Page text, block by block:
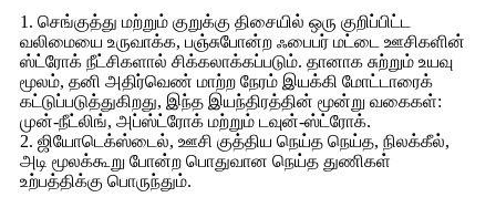
1. செங்குத்து மற்றும் குறுக்கு திசையில் ஒரு குறிப்பிட்ட
வலிமையை உருவாக்க, பஞ்சுபோன்ற ஃபைபர் மட்டை ஊசிகளின்
ஸ்ட்ரோக் நீட்சிகளால் சிக்கலாக்கப்படும். தானாக சுற்றும் உயவு
மூலம், தனி அதிர்வெண் மாற்ற நேரம் இயக்கி மோட்டாரைக்
கட்டுப்படுத்துகிறது, இந்த இயந்திரத்தின் மூன்று வகைகள்:
முன்-நீட்லிங், அப்ஸ்ட்ரோக் மற்றும் டவுன்-ஸ்ட்ரோக்.
2. ஜியோடெக்ஸ்டைல், ஊசி குத்திய நெய்த நெய்த, நிலக்கீல்,
அடி மூலக்கூறு போன்ற பொதுவான நெய்த துணிகள்
உற்பத்திக்கு பொருந்தும்.